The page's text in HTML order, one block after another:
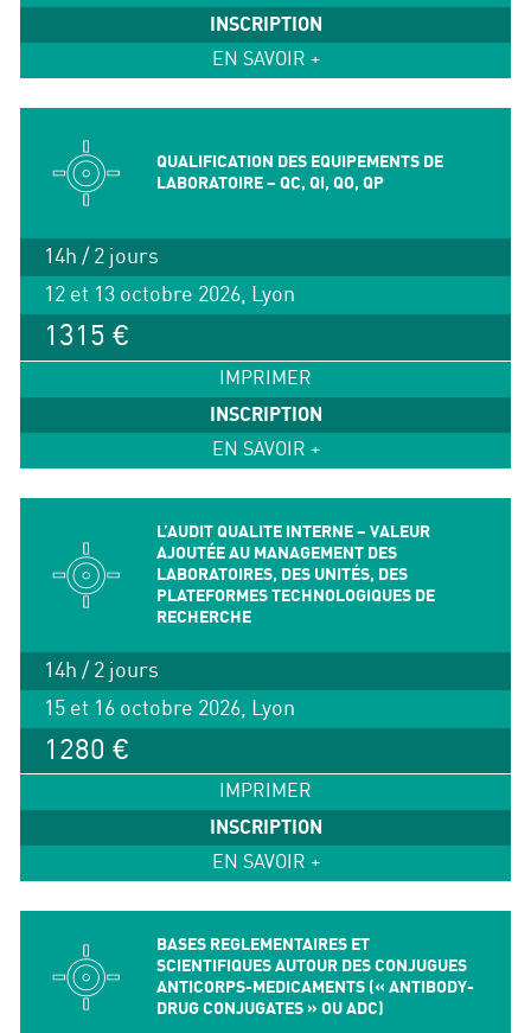
INSCRIPTION
EN SAVOIR +
QUALIFICATION DES EQUIPEMENTS DE
LABORATOIRE – QC, QI, QO, QP
14h / 2 jours
12 et 13 octobre 2026, Lyon
1315 €
IMPRIMER
INSCRIPTION
EN SAVOIR +
L’AUDIT QUALITE INTERNE – VALEUR
AJOUTÉE AU MANAGEMENT DES
LABORATOIRES, DES UNITÉS, DES
PLATEFORMES TECHNOLOGIQUES DE
RECHERCHE
14h / 2 jours
15 et 16 octobre 2026, Lyon
1280 €
IMPRIMER
INSCRIPTION
EN SAVOIR +
BASES REGLEMENTAIRES ET
SCIENTIFIQUES AUTOUR DES CONJUGUES
ANTICORPS-MEDICAMENTS (« ANTIBODY-
DRUG CONJUGATES » OU ADC)